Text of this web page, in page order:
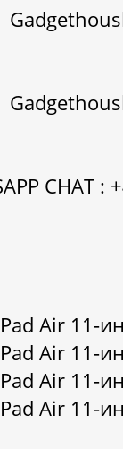
CHAT
Air 11-
Air 11-
Air 11-
Air 11-